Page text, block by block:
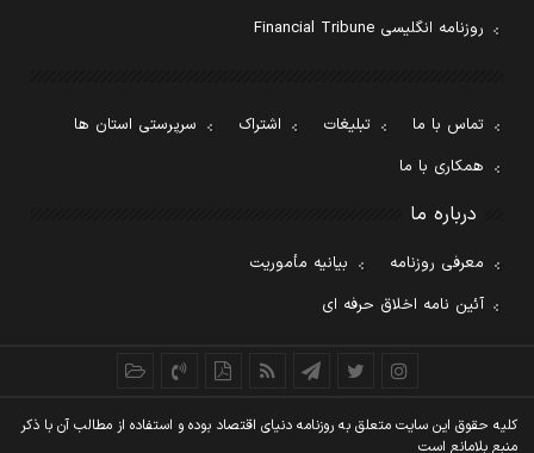
روزنامه انگلیسی Financial Tribune
تماس با ما تبلیغات اشتراک
سرپرستی استان ها
همکاری با ما
درباره ما
معرفی روزنامه
بیانیه مأموریت
آئین نامه اخلاق حرفه ای
کليه حقوق اين سايت متعلق به روزنامه دنيای اقتصاد بوده و استفاده از مطالب آن با ذکر
منبع بلامانع است